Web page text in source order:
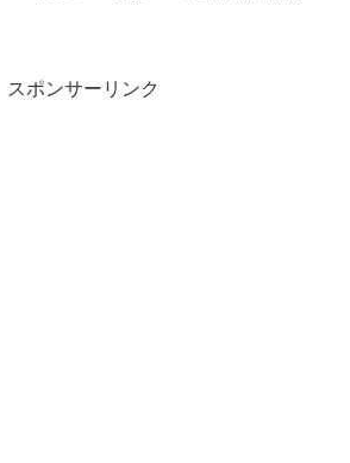
スポンサーリンク